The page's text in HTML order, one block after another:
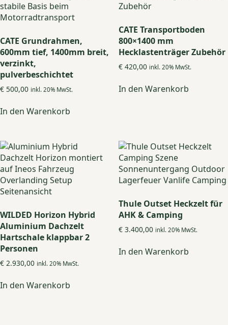
gewählt
CATE Grundrahmen,
600mm tief, 1400mm breit,
verzinkt,
pulverbeschichtet
€ 500,00 inkl. 20% MwSt.
In den Warenkorb
CATE Transportboden
800×1400 mm
Hecklastenträger Zubehör
€420,00 inkl. 20% MwSt.
In den Warenkorb
WILDED Horizon Hybrid
Aluminium Dachzelt
Hartschale klappbar 2
Personen
€ 2.930,00 inkl. 20% MwSt.
In den Warenkorb
Thule Outset Heckzelt für
AHK & Camping
€3.400,00 inkl. 20% MwSt.
In den Warenkorb